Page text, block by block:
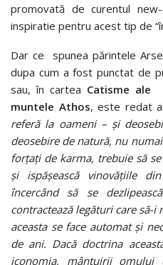
promovată de curentul
inspiratie pentru acest tip de
Dar ce spunea părintele
dupa cum a fost punctat de
sau, în cartea Catisme ale
muntele Athos, este redat
referă la oameni – şi
deosebire de natură, nu
forţaţi de karma, trebuie să
şi ispăşească vinovăţiile
încercând să se
contractează legături care să-i
aceasta se face automat şi
de ani. Dacă doctrina
iconomia, mântuirii omului